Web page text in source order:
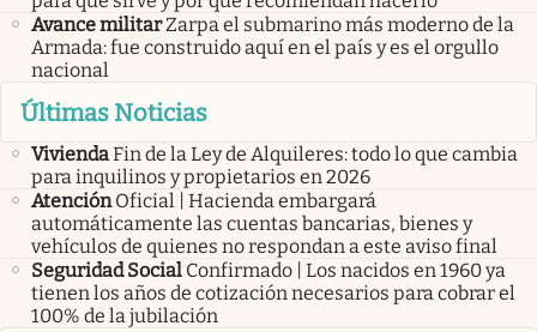
Avance militarZarpa el submarino más moderno de la
Armada: fue construido aquí en el país y es el orgullo
nacional
Últimas Noticias
ViviendaFin de la Ley de Alquileres: todo lo que cambia
para inquilinos y propietarios en 2026
Atención Oficial | Hacienda embargará
automáticamente las cuentas bancarias, bienes y
vehículos de quienes no respondan a este aviso final
Seguridad Social Confirmado | Los nacidos en 1960 ya
tienen los años de cotización necesarios para cobrar el
100% de la jubilación